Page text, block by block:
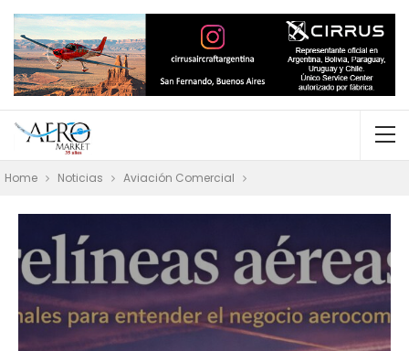
Home Noticias Aviación Comercial